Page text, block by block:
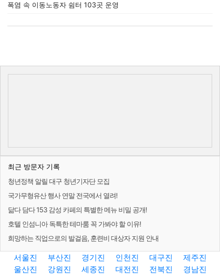
폭염 속 이동노동자 쉼터 103곳 운영
최근 방문자 기록
청년정책 알릴 대구 청년기자단 모집
국가무형유산 행사 연말 전국에서 열려!
닮다 담다 153 감성 카페의 특별한 메뉴 비밀 공개!
호텔 인섬니아 독특한 테마룸 꼭 가봐야 할 이유!
희망하는 직업으로의 발걸음, 훈련비 대상자 지원 안내
서울진 부산진 경기진 인천진 대구진
제주진
울산진
강원진 세종진 대전진 전북진 경남진